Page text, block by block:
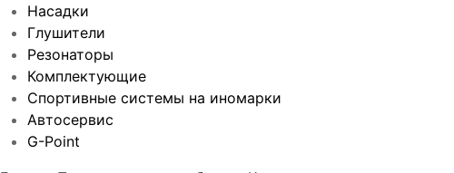
Насадки
Глушители
Резонаторы
Комплектующие
Спортивные системы на иномарки
Автосервис
G-Point